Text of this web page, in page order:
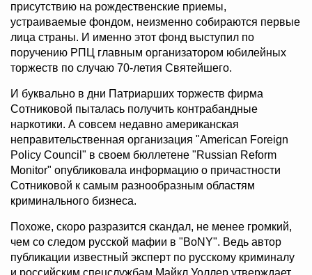
присутствию на рождественские приемы,
устраиваемые фондом, неизменно собираются первые
лица страны. И именно этот фонд выступил по
поручению РПЦ главным организатором юбилейных
торжеств по случаю 70-летия Святейшего.
И буквально в дни Патриарших торжеств фирма
Сотниковой пыталась получить контрабандные
наркотики. А совсем недавно американская
неправительственная организация "American Foreign
Policy Council" в своем бюллетене "Russian Reform
Monitor" опубликовала информацию о причастности
Сотниковой к самым разнообразным областям
криминального бизнеса.
Похоже, скоро разразится скандал, не менее громкий,
чем со следом русской мафии в "BoNY". Ведь автор
публикации известный эксперт по русскому криминалу